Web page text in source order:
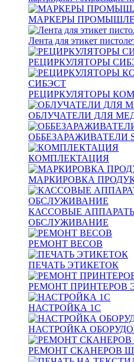
МАРКЕРЫ
Лента для этикет
РЕЦИРКУЛЯТОРЫ
РЕЦИРКУЛЯТОРЫ
ОБЛУЧАТЕЛИ ДЛЯ
ОББЕЗАРАЖИВАТЕЛИ
КОМПЛЕКТАЦИЯ
МАРКИРОВКА
КАССОВЫЕ
ОБСЛУЖИВАНИЕ
РЕМОНТ ВЕСОВ
ПЕЧАТЬ ЭТИКЕТОК
РЕМОНТ ПРИНТЕРОВ
НАСТРОЙКА 1С
НАСТРОЙКА
РЕМОНТ СКАНЕРОВ